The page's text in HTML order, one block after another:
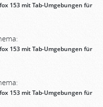
153 mit Tab-Umgebungen für
153 mit Tab-Umgebungen für
153 mit Tab-Umgebungen für